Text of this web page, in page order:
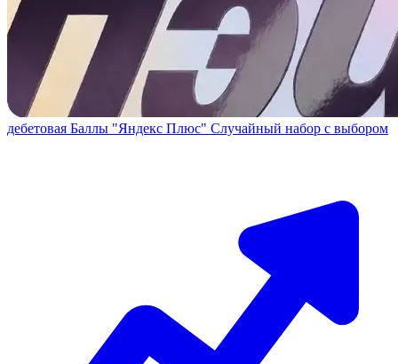
дебетовая Баллы "Яндекс Плюс" Случайный набор с выбором